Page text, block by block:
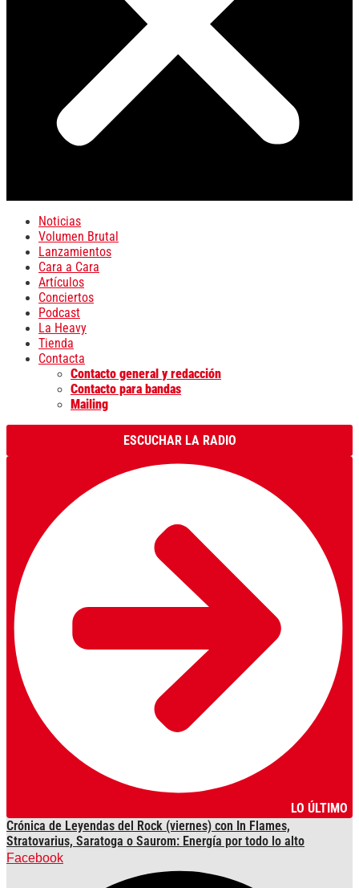
Noticias
Volumen Brutal
Lanzamientos
Cara a Cara
Artículos
Conciertos
Podcast
La Heavy
Tienda
Contacta
Contacto general y redacción
Contacto para bandas
Mailing
ESCUCHAR LA RADIO
LO ÚLTIMO
Crónica de Leyendas del Rock (viernes) con In Flames,
Stratovarius, Saratoga o Saurom: Energía por todo lo alto
Facebook